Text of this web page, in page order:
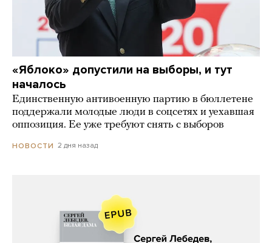
«Яблоко» допустили на выборы, и тут
началось
Единственную антивоенную партию в бюллетене
поддержали молодые люди в соцсетях и уехавшая
оппозиция. Ее уже требуют снять с выборов
НОВОСТИ 2 дня назад